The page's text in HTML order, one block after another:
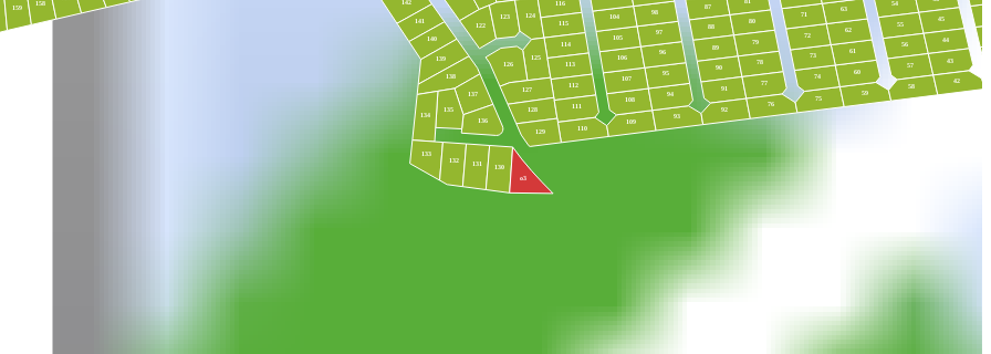
159
158 142
141
140
139
138
137
136
135
134
133
132
131
130
о3
122
123 124
116
115
114
125
126
113
112
127
128 111
110
129
109
93
108
94
95
107
106
96
105
97
104
98
87
88
80
89
79
90
78
91
77
92
76
75
59
74
60
61
73
72
62
63
71
54
55
45
56
44
57
43
58
42